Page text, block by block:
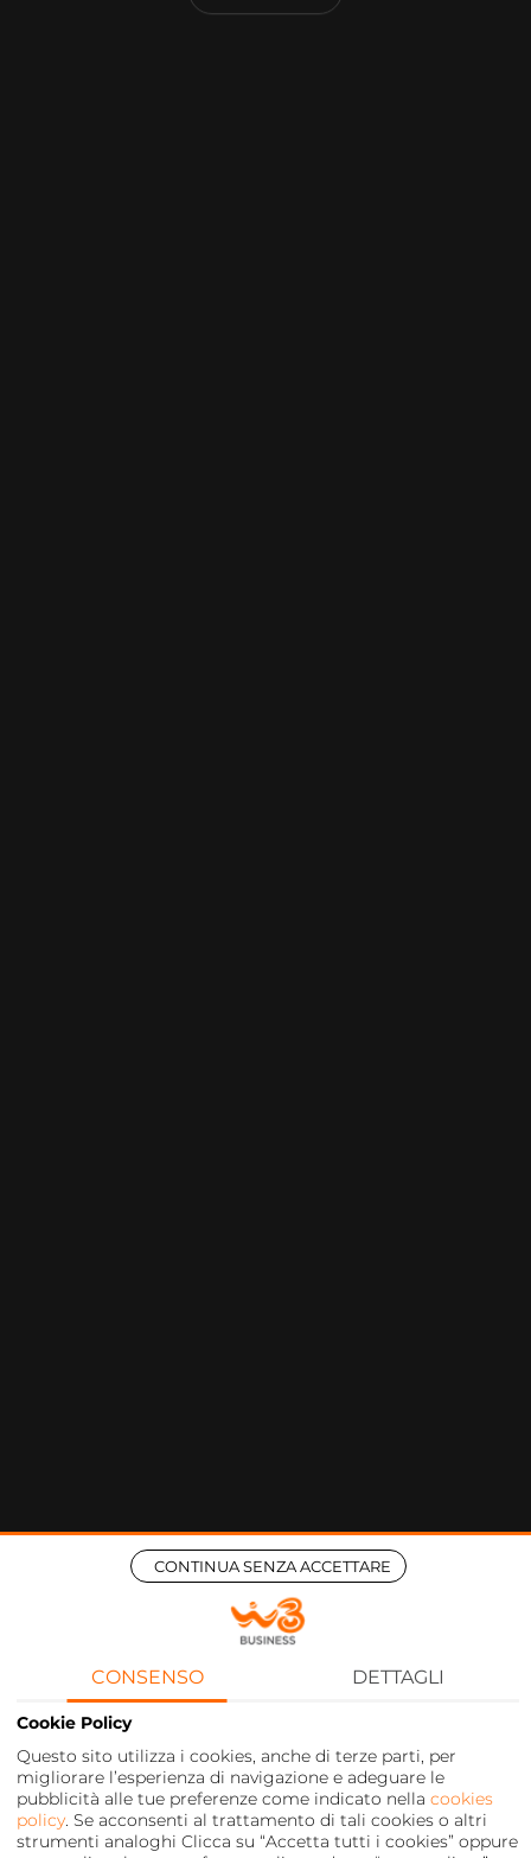
CONTINUA SENZA ACCETTARE
CONSENSO
Cookie Policy
Questo sito utilizza i cookies, anche di terze parti, per
migliorare l’esperienza di navigazione e adeguare le
pubblicità alle tue preferenze come indicato nella cookies
policy . Se acconsenti al trattamento di tali cookies o altri
strumenti analoghi Clicca su “Accetta tutti i cookies” oppure
DETTAGLI